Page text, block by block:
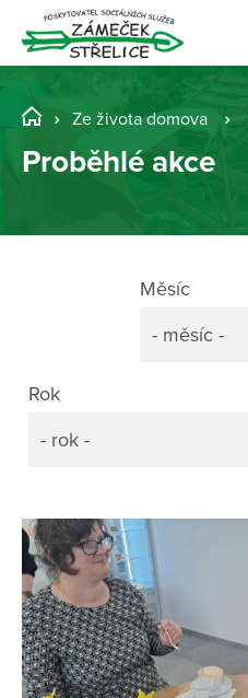
Ze života domova
Proběhlé akce
Rok
- rok -
Měsíc
- měsíc -